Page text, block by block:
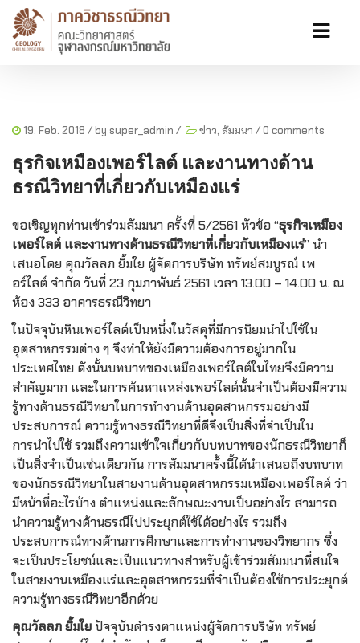
19. Feb. 2018 / by super_admin / ข่าว, สัมมนา /0 comments
ธุรกิจเหมืองเพอร์ไลต์ และงานทางด้าน
ธรณีวิทยาที่เกี่ยวกับเหมืองแร่
ขอเชิญทุกท่านเข้าร่วมสัมมนา ครั้งที่ 5/2561 หัวข้อ “ธุรกิจเหมือง
เพอร์ไลต์ และงานทางด้านธรณีวิทยาที่เกี่ยวกับเหมืองแร่” นำ
เสนอโดย คุณวัลลภ ยิ้มใย ผู้จัดการบริษัท ทรัพย์สมบูรณ์ เพ
อร์ไลต์ จำกัด วันที่ 23 กุมภาพันธ์ 2561 เวลา 13.00 – 14.00 น. ณ
ห้อง 333 อาคารธรณีวิทยา
ในปัจจุบันหินเพอร์ไลต์เป็นหนึ่งในวัสดุที่มีการนิยมนำไปใช้ใน
อุตสาหกรรมต่าง ๆ จึงทำให้ยังมีความต้องการอยู่มากใน
ประเทศไทย ดังนั้นบทบาทของเหมืองเพอร์ไลต์ในไทยจึงมีความ
สำคัญมาก และในการค้นหาแหล่งเพอร์ไลต์นั้นจำเป็นต้องมีความ
รู้ทางด้านธรณีวิทยาในการทำงานด้านอุตสาหกรรมอย่างมี
ประสบการณ์ ความรู้ทางธรณีวิทยาที่ดีจึงเป็นสิ่งที่จำเป็นใน
การนำไปใช้ รวมถึงความเข้าใจเกี่ยวกับบทบาทของนักธรณีวิทยาก็
เป็นสิ่งจำเป็นเช่นเดียวกัน การสัมมนาครั้งนี้ได้นำเสนอถึงบทบาท
ของนักธรณีวิทยาในสายงานด้านอุตสาหกรรมเหมืองเพอร์ไลต์ ว่า
มีหน้าที่อะไรบ้าง ตำแหน่งและลักษณะงานเป็นอย่างไร สามารถ
นำความรู้ทางด้านธรณีไปประยุกต์ใช้ได้อย่างไร รวมถึง
ประสบการณ์ทางด้านการศึกษาและการทำงานของวิทยากร ซึ่ง
จะเป็นประโยชน์และเป็นแนวทางสำหรับผู้เข้าร่วมสัมมนาที่สนใจ
ในสายงานเหมืองแร่และอุตสาหกรรมที่จำเป็นต้องใช้การประยุกต์
ความรู้ทางธรณีวิทยาอีกด้วย
คุณวัลลภ ยิ้มใยปัจจุบันดำรงตาแหน่งผู้จัดการบริษัท ทรัพย์